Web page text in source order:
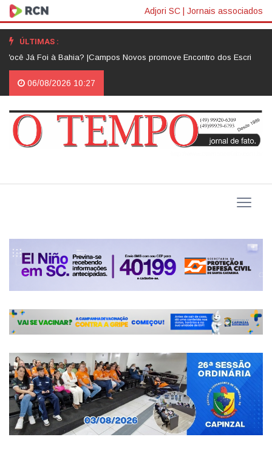
Adjori SC | Jornais associados
ÚLTIMAS :
Já Foi à Bahia? |Campos Novos promove Encontro dos Escritores
06/08/2026 10:27